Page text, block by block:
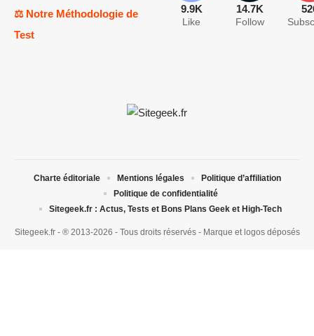
⚖️ Notre Méthodologie de
Test
9.9K
Like
14.7K
Follow
Sitegeek.fr - ® 2013-2026 - Tous droits réservés - Marque et logos déposés
Charte éditoriale Mentions légales
Politique d’affiliation
Politique de confidentialité
Sitegeek.fr : Actus, Tests et Bons Plans Geek et High-Tech